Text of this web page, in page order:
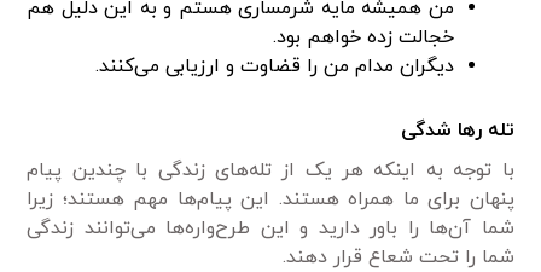
من همیشه مایه شرمساری هستم و به این دلیل هم
خجالت زده خواهم بود.
دیگران مدام من را قضاوت و ارزیابی می‌کنند.
تله رها شدگی
با توجه به اینکه هر یک از تله‌های زندگی با چندین پیام
پنهان برای ما همراه هستند. این پیام‌ها مهم هستند؛ زیرا
شما آن‌ها را باور دارید و این طرح‌واره‌ها می‌توانند زندگی
شما را تحت شعاع قرار دهند.